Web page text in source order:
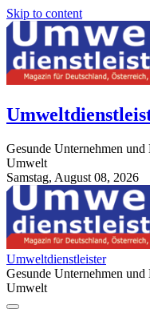
Skip to content
Gesunde Unternehmen
Umwelt
Samstag, August 08, 2026
StuttgartApotheke.com
Umweltdienstleister
Gesunde Unternehmen
Umwelt